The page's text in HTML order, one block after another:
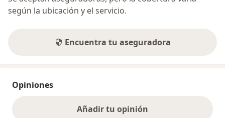
según la ubicación y el servicio.
Encuentra tu aseguradora
Opiniones
Añadir tu opinión